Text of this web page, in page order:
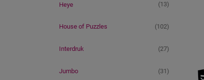
Heye (13)
House of Puzzles (102)
Interdruk (27)
Jumbo (31)